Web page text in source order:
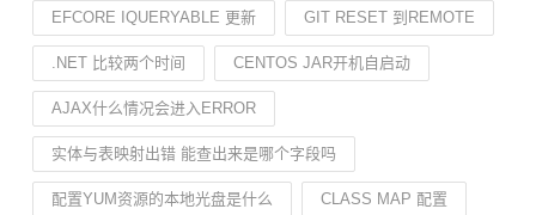
EFCORE IQUERYABLE 更新 GIT RESET 到REMOTE
.NET 比较两个时间 CENTOS JAR开机自启动
AJAX什么情况会进入ERROR
实体与表映射出错 能查出来是哪个字段吗
配置YUM资源的本地光盘是什么 CLASS MAP 配置